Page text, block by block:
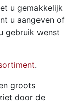
u gemakkelijk
u aangeven of
gebruik wenst
.
groots
door de